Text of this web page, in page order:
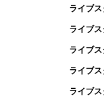
ライブ
ライブ
ライブ
ライブ
ライブ